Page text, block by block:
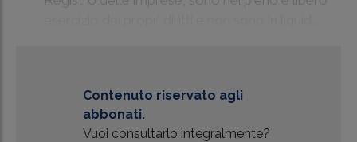
Contenuto riservato agli
abbonati.
Vuoi consultarlo integralmente?